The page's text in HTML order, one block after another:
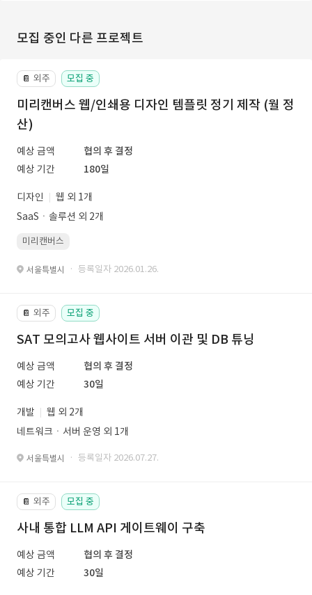
모집 중인 다른 프로젝트
📔 외주 모집 중
미리캔버스 웹/인쇄용 디자인 템플릿 정기 제작 (월 정
산)
예상 금액
협의 후 결정
예상 기간
180일
디자인
웹 외 1개
SaaSㆍ솔루션 외 2개
미리캔버스
서울특별시 · 등록일자 2026.01.26.
📔 외주 모집 중
SAT 모의고사 웹사이트 서버 이관 및 DB 튜닝
예상 금액
협의 후 결정
예상 기간
30일
개발
웹 외 2개
네트워크ㆍ서버 운영 외 1개
서울특별시 · 등록일자 2026.07.27.
📔 외주 모집 중
사내 통합 LLM API 게이트웨이 구축
예상 금액
협의 후 결정
예상 기간
30일